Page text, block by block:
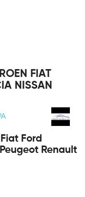
FIAT
NISSAN
Ford
Renault